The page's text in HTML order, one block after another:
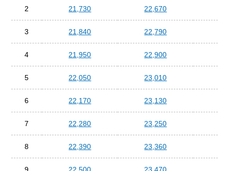
2 21,730 22,670
3 21,840 22,790
4 21,950 22,900
5 22,050 23,010
6 22,170 23,130
7 22,280 23,250
8 22,390 23,360